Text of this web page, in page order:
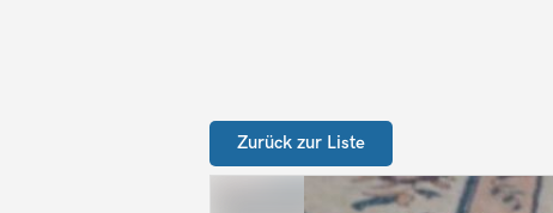
Zurück zur Liste